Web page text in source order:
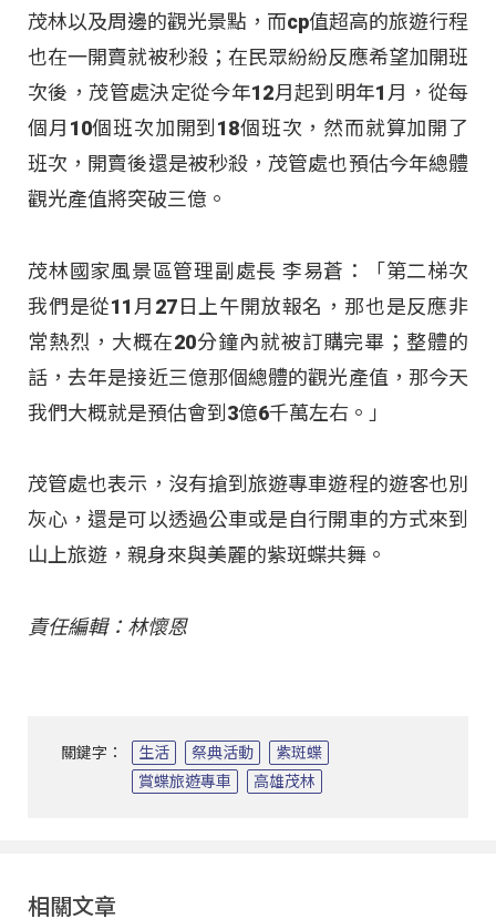
茂林以及周邊的觀光景點，而cp值超高的旅遊行程
也在一開賣就被秒殺；在民眾紛紛反應希望加開班
次後，茂管處決定從今年12月起到明年1月，從每
個月10個班次加開到18個班次，然而就算加開了
班次，開賣後還是被秒殺，茂管處也預估今年總體
觀光產值將突破三億。
茂林國家風景區管理副處長 李易蒼：「第二梯次
我們是從11月27日上午開放報名，那也是反應非
常熱烈，大概在20分鐘內就被訂購完畢；整體的
話，去年是接近三億那個總體的觀光產值，那今天
我們大概就是預估會到3億6千萬左右。」
茂管處也表示，沒有搶到旅遊專車遊程的遊客也別
灰心，還是可以透過公車或是自行開車的方式來到
山上旅遊，親身來與美麗的紫斑蝶共舞。
責任編輯：林懷恩
關鍵字： 生活 祭典活動
紫斑蝶
賞蝶旅遊專車
高雄茂林
相關文章